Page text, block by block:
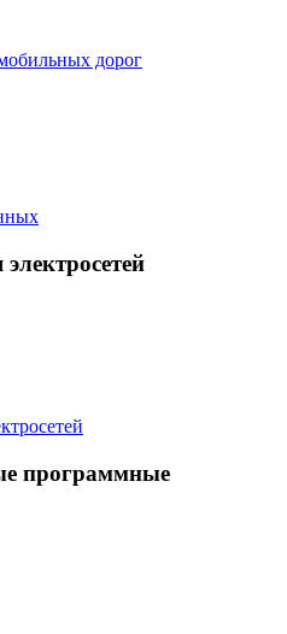
дорог
программные